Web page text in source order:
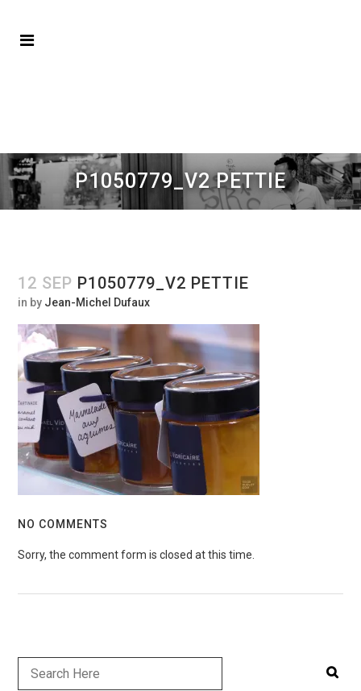
P1050779_V2 PETTIE
12 SEP P1050779_V2 PETTIE
in by Jean-Michel Dufaux
NO COMMENTS
Sorry, the comment form is closed at this time.